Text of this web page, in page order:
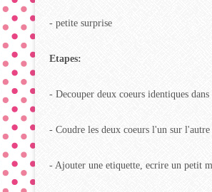
- petite surprise
Etapes:
- Decouper deux coeurs identiques
- Coudre les deux coeurs l'un sur
- Ajouter une etiquette, ecrire un petit